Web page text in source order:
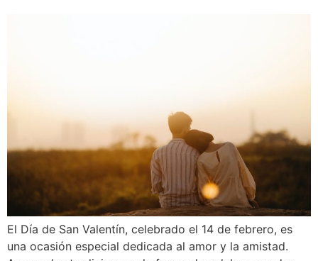
El Día de San Valentín, celebrado el 14 de febrero, es
una ocasión especial dedicada al amor y la amistad.